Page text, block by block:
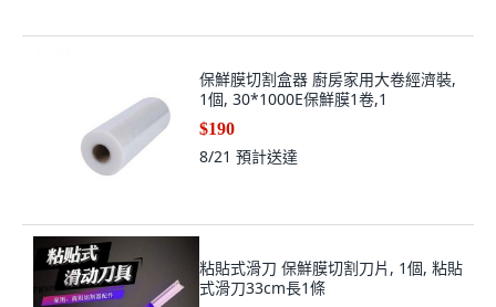
保鮮膜切割盒器 廚房家用大卷經濟裝,
1個, 30*1000E保鮮膜1卷,1
$190
8/21 預計送達
粘貼式滑刀 保鮮膜切割刀片, 1個, 粘貼
式滑刀33cm長1條